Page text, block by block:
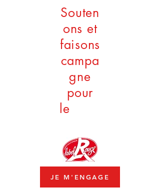
Souten
ons et
faisons
campa
gne
pour
le
JE M'ENGAGE